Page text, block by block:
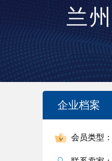
兰
企业档案
会员类型：